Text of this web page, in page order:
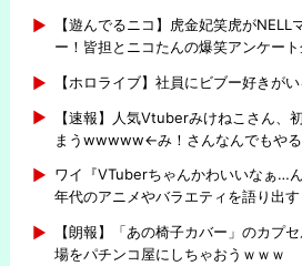
【遊んでるニコ】虎金妃笑虎がNELL
ー！皆担とニコたんの爆笑アンケート
【ホロライブ】社員にビブー好きが
【速報】人気Vtuberみけねこさん、
まうwwwww←み！さんなんでもや
ワイ『VTuberちゃんかわいいなぁ…
年代のアニメやバラエティを語り出す
【朗報】「あの椅子カバー」のカプ
場をパチンコ屋にしちゃおうｗｗｗ